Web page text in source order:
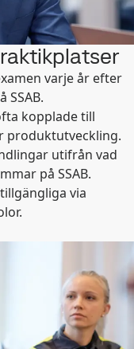
varje år efter
kopplade till
produktutveckling.
utifrån vad
på SSAB.
via